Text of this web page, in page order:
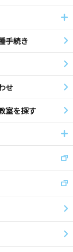
手続き
せ
室を探す